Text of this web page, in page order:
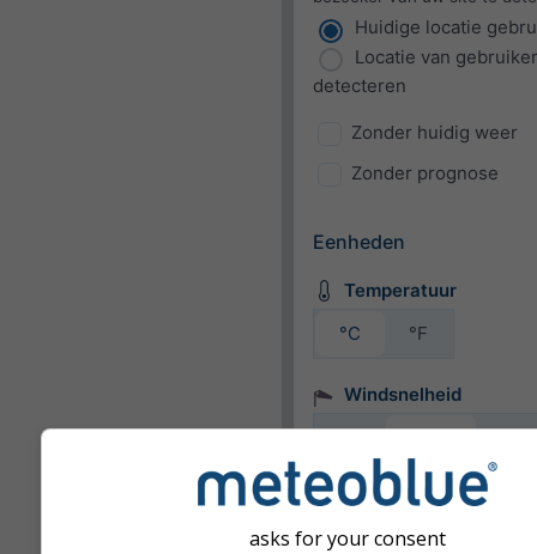
Huidige locatie
Locatie van gebruiker
detecteren
Zonder huidig weer
Zonder prognose
Eenheden
Temperatuur
°C
°F
Windsnelheid
bft
km/h m/s
mph kn
asks for your consent